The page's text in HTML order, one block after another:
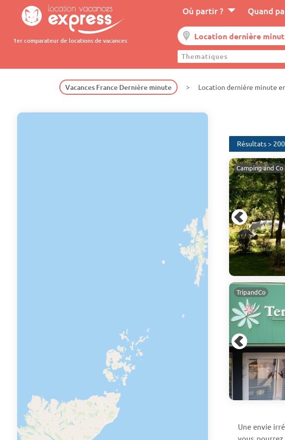
1er comparateur de locations de vacances
Où partir ? Quand
Thematiques
Vacances France Dernière minute Location dernière minute
Résultats >
Camping and Co
TripandCo
Une envie
vous